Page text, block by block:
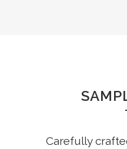
Carefully